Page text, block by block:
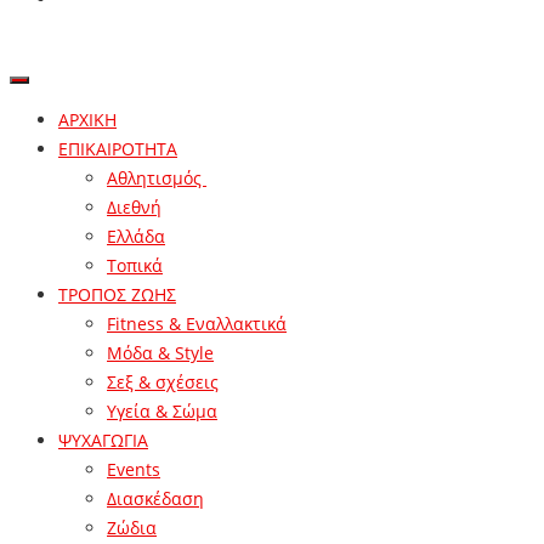
ΑΡΧΙΚΗ
ΕΠΙΚΑΙΡΟΤΗΤΑ
Αθλητισμός
Διεθνή
Ελλάδα
Τοπικά
ΤΡΟΠΟΣ ΖΩΗΣ
Fitness & Εναλλακτικά
Μόδα & Style
Σεξ & σχέσεις
Υγεία & Σώμα
ΨΥΧΑΓΩΓΙΑ
Events
Διασκέδαση
Ζώδια